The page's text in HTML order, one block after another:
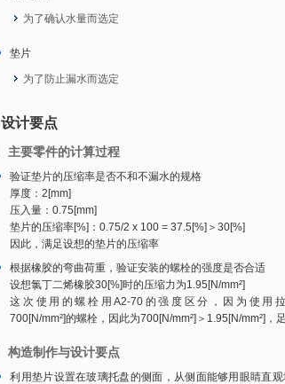
为了确认水量而选定
垫片
为了防止漏水而选定
设计要点
主要零件的计算过程
验证垫片的压缩率是否不和不漏水的规格
厚度：2[mm]
压入量：0.75[mm]
垫片的压缩率[%]：0.75/2 x 100 = 37.5[%]＞30[%]
因此，满足设想的垫片的压缩率
根据橡胶的弯曲荷重，验证安装的螺栓的强度是否合适
设想氯丁二烯橡胶30[%]时的压缩力为1.95[N/mm²]
这次使用的螺栓用A2-70的强度区分，因为使用
700[N/mm²]的螺栓，因此为700[N/mm²]＞1.95[N/mm²]，
构造制作与设计要点
利用垫片设置在玻璃托盘的侧面，从侧面能够用眼睛直